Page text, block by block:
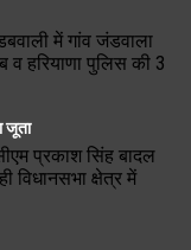
में गांव जंडवाला
व हरियाणा पुलिस की 3
जूता
प्रकाश सिंह बादल
विधानसभा क्षेत्र में